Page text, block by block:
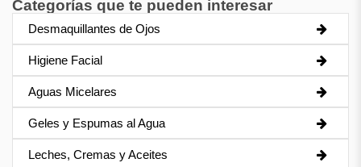
Categorías que te pueden interesar
Desmaquillantes de Ojos
Higiene Facial
Aguas Micelares
Geles y Espumas al Agua
Leches, Cremas y Aceites